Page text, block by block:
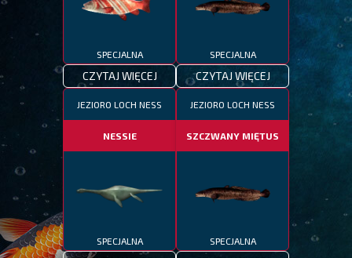
SPECJALNA
CZYTAJ WIĘCEJ
SPECJALNA
CZYTAJ WIĘCEJ
JEZIORO LOCH NESS
NESSIE
SPECJALNA
JEZIORO LOCH NESS
SZCZWANY MIĘTUS
SPECJALNA